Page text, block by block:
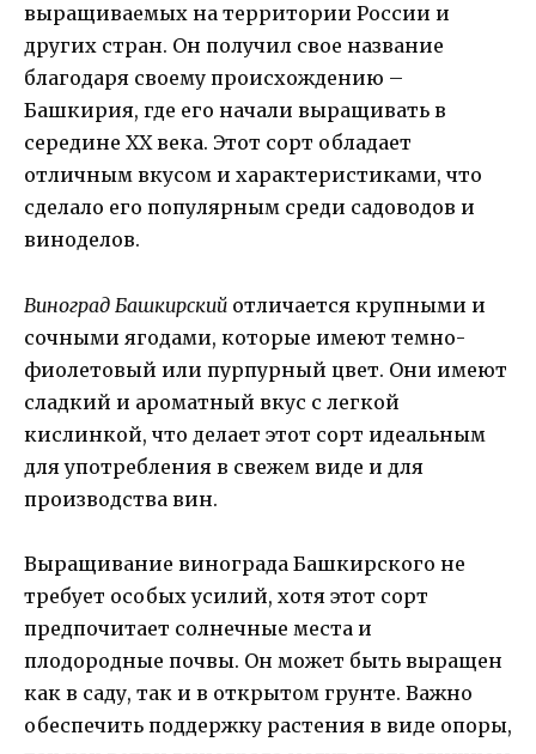
выращиваемых на территории России и
других стран. Он получил свое название
благодаря своему происхождению –
Башкирия, где его начали выращивать в
середине XX века. Этот сорт обладает
отличным вкусом и характеристиками, что
сделало его популярным среди садоводов и
виноделов.
Виноград Башкирский отличается крупными и
сочными ягодами, которые имеют темно-
фиолетовый или пурпурный цвет. Они имеют
сладкий и ароматный вкус с легкой
кислинкой, что делает этот сорт идеальным
для употребления в свежем виде и для
производства вин.
Выращивание винограда Башкирского не
требует особых усилий, хотя этот сорт
предпочитает солнечные места и
плодородные почвы. Он может быть выращен
как в саду, так и в открытом грунте. Важно
обеспечить поддержку растения в виде опоры,